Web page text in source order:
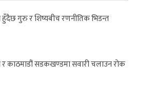
गुरु र शिष्यबीच रणनीतिक भिडन्त
काठमाडौं सडकखण्डमा सवारी चलाउन रोक